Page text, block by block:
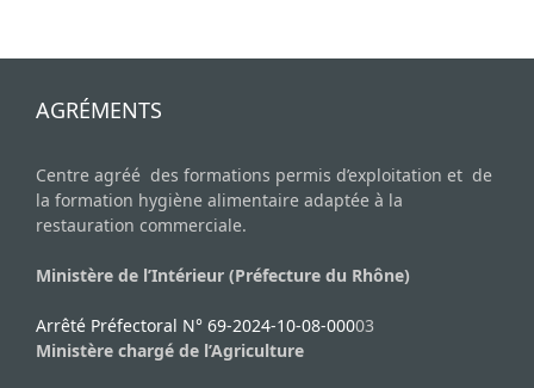
AGRÉMENTS
Centre agréé des formations permis d’exploitation et de
la formation hygiène alimentaire adaptée à la
restauration commerciale.
Ministère de l’Intérieur (Préfecture du Rhône)
Arrêté Préfectoral N° 69-2024-10-08-00003
Ministère chargé de l’Agriculture